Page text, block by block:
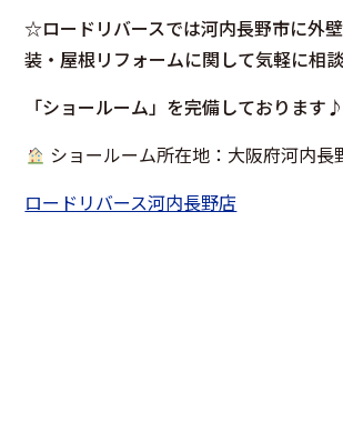
☆ロードリバースでは河内長野市に外
装・屋根リフォームに関して気軽に相
「ショールーム」を完備しております♪
ショールーム所在地：大阪府河内長
ロードリバース河内長野店